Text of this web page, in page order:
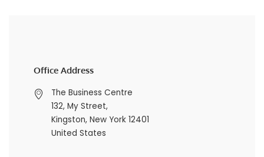
Office Address
The Business Centre
132, My Street,
Kingston, New York 12401
United States